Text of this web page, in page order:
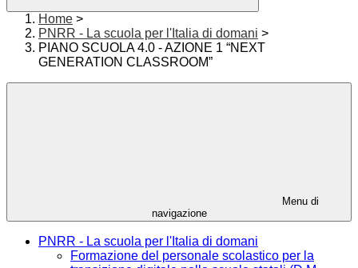
Home >
PNRR - La scuola per l'Italia di domani >
PIANO SCUOLA 4.0 - AZIONE 1 “NEXT
GENERATION CLASSROOM”
Menu di
navigazione
PNRR - La scuola per l'Italia di domani
Formazione del personale scolastico per la